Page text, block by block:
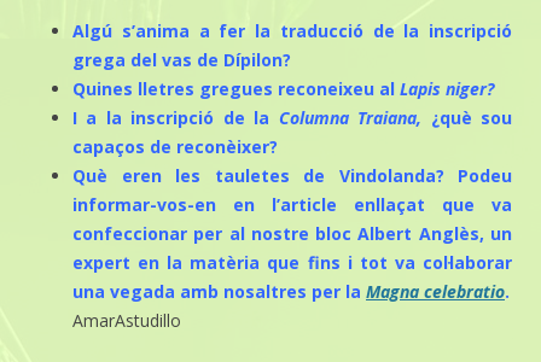
Algú s’anima a fer la traducció de la inscripció
grega del vas de Dípilon?
Quines lletres gregues reconeixeu al Lapis niger?
I a la inscripció de la Columna Traiana, ¿què sou
capaços de reconèixer?
Què eren les tauletes de Vindolanda? Podeu
informar-vos-en en l’article enllaçat que va
confeccionar per al nostre bloc Albert Anglès, un
expert en la matèria que fins i tot va col·laborar
una vegada amb nosaltres per la Magna celebratio.
AmarAstudillo